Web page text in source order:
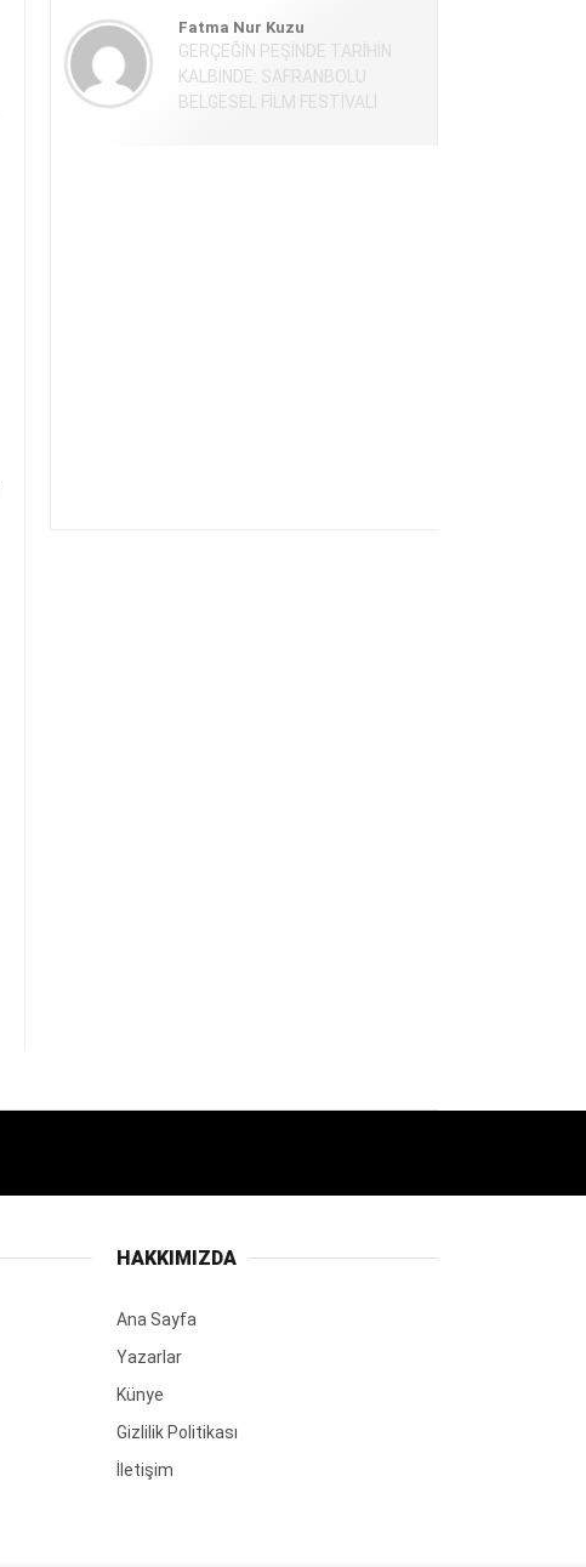
Fatma Nur Kuzu
GERÇEĞİN PEŞİNDE TARİHİN
KALBİNDE: SAFRANBOLU
BELGESEL FİLM FESTİVALİ
HAKKIMIZDA
Ana Sayfa
Yazarlar
Künye
Gizlilik Politikası
İletişim